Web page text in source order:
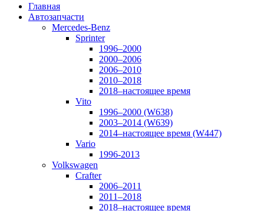
Главная
Автозапчасти
Mercedes-Benz
Sprinter
1996–2000
2000–2006
2006–2010
2010–2018
2018–настоящее время
Vito
1996–2000 (W638)
2003–2014 (W639)
2014–настоящее время (W447)
Vario
1996-2013
Volkswagen
Crafter
2006–2011
2011–2018
2018–настоящее время